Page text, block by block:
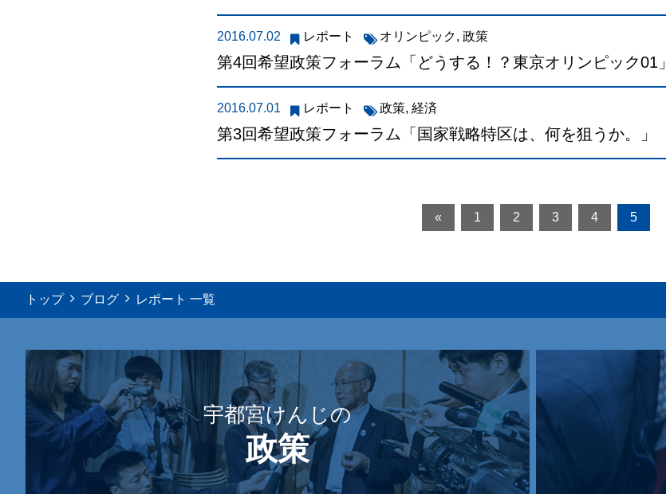
2016.07.02 レポート オリンピック, 政策
第4回希望政策フォーラム「どうする！？東京オリンピック01」
2016.07.01 レポート 政策, 経済
第3回希望政策フォーラム「国家戦略特区は、何を狙うか。」
« 1 2 3 4 5
トップ ブログ レポート 一覧
宇都宮けんじの
政策